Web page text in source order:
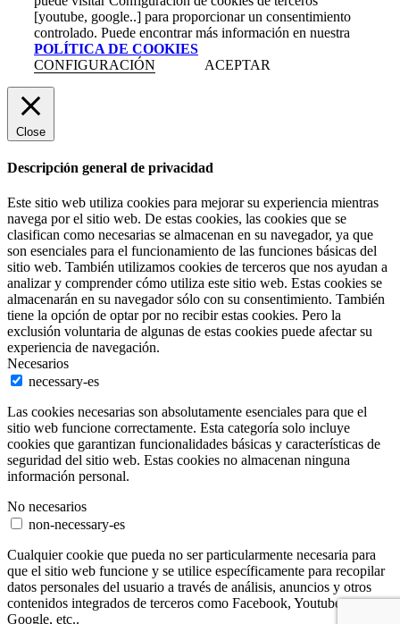
[youtube, google..] para proporcionar un consentimiento
controlado. Puede encontrar más información en nuestra
POLÍTICA DE COOKIES
CONFIGURACIÓN
ACEPTAR
Close
Descripción general de privacidad
Este sitio web utiliza cookies para mejorar su experiencia mientras
navega por el sitio web. De estas cookies, las cookies que se
clasifican como necesarias se almacenan en su navegador, ya que
son esenciales para el funcionamiento de las funciones básicas del
sitio web. También utilizamos cookies de terceros que nos ayudan a
analizar y comprender cómo utiliza este sitio web. Estas cookies se
almacenarán en su navegador sólo con su consentimiento. También
tiene la opción de optar por no recibir estas cookies. Pero la
exclusión voluntaria de algunas de estas cookies puede afectar su
experiencia de navegación.
Necesarios
necessary-es
Las cookies necesarias son absolutamente esenciales para que el
sitio web funcione correctamente. Esta categoría solo incluye
cookies que garantizan funcionalidades básicas y características de
seguridad del sitio web. Estas cookies no almacenan ninguna
información personal.
No necesarios
non-necessary-es
Cualquier cookie que pueda no ser particularmente necesaria para
que el sitio web funcione y se utilice específicamente para recopilar
datos personales del usuario a través de análisis, anuncios y otros
contenidos integrados de terceros como Facebook, Youtube,
Google, etc..